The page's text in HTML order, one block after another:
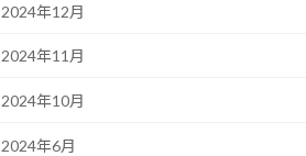
2024年12月
2024年11月
2024年10月
2024年6月